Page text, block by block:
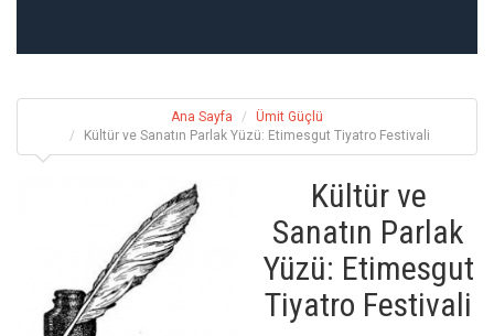
Ana Sayfa
Ümit Güçlü
Kültür ve Sanatın Parlak Yüzü: Etimesgut Tiyatro Festivali
Kültür ve
Sanatın Parlak
Yüzü: Etimesgut
Tiyatro Festivali